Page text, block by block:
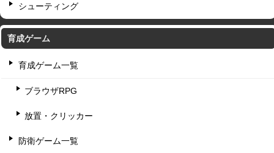
シューティング
育成ゲーム
育成ゲーム一覧
ブラウザRPG
放置・クリッカー
防衛ゲーム一覧